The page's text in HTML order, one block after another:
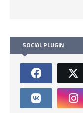
SOCIAL PLUGIN